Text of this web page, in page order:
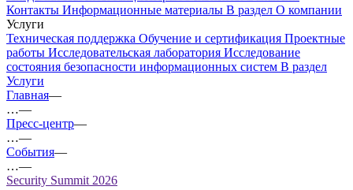
Контакты Информационные материалы В раздел О компании
Услуги
Техническая поддержка Обучение и сертификация Проектные
работы Исследовательская лаборатория Исследование
состояния безопасности информационных систем В раздел
Услуги
Главная—
…—
Пресс-центр—
…—
События—
…—
Security Summit 2026